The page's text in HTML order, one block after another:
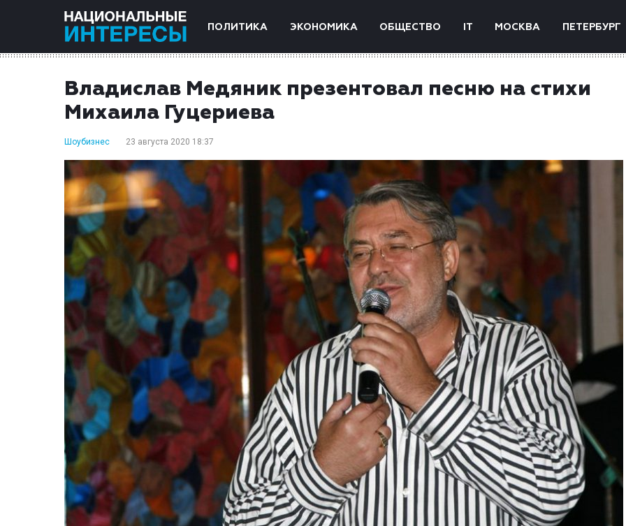
ПОЛИТИКА ЭКОНОМИКА ОБЩЕСТВО IT МОСКВА ПЕТЕРБУРГ
Владислав Медяник презентовал песню на стихи
Михаила Гуцериева
Шоубизнес 23 августа 2020 18:37